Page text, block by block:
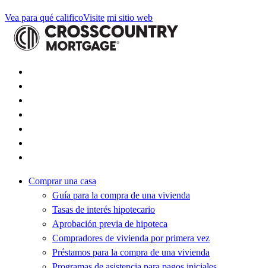
Vea para qué calificoVisite mi sitio web
Comprar una casa
Guía para la compra de una vivienda
Tasas de interés hipotecario
Aprobación previa de hipoteca
Compradores de vivienda por primera vez
Préstamos para la compra de una vivienda